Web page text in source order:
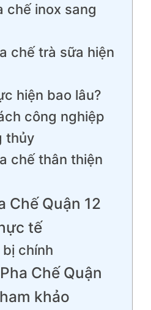
chế inox sang
chế trà sữa hiện
hiện bao lâu?
công nghiệp
thủy
chế thân thiện
Chế Quận 12
tế
bị chính
Chế Quận
khảo